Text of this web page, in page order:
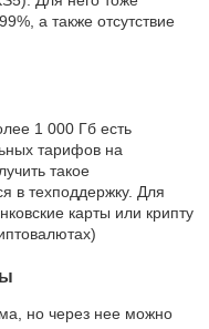
а также отсутствие
1 000 Гб есть
тарифов на
такое
в техподдержку. Для
карты или крипту
но через нее можно